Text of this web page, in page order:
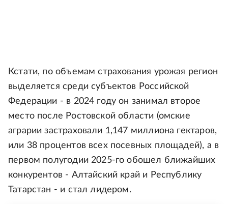
Кстати, по объемам страхования урожая регион
выделяется среди субъектов Российской
Федерации - в 2024 году он занимал второе
место после Ростовской области (омские
аграрии застраховали 1,147 миллиона гектаров,
или 38 процентов всех посевных площадей), а в
первом полугодии 2025-го обошел ближайших
конкурентов - Алтайский край и Республику
Татарстан - и стал лидером.